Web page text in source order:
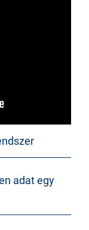
adat egy